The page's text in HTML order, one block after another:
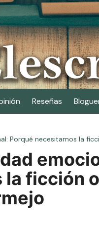
Reseñas
Porqué necesitamos la
ficción